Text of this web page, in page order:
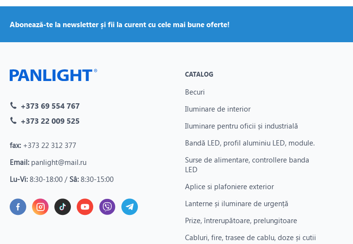
Abonează-te la newsletter și fii la curent cu cele mai bune oferte!
+373 69 554 767
+373 22 009 525
fax: +373 22 312 377
Email: panlight@mail.ru
Lu-Vi: 8:30-18:00 / Sâ: 8:30-15:00
CATALOG
Becuri
Iluminare de interior
Iluminare pentru oficii și industrială
Bandă LED, profil aluminiu LED, module.
Surse de alimentare, controllere banda
LED
Aplice si plafoniere exterior
Lanterne și iluminare de urgență
Prize, întrerupătoare, prelungitoare
Cabluri, fire, trasee de cablu, doze și cutii